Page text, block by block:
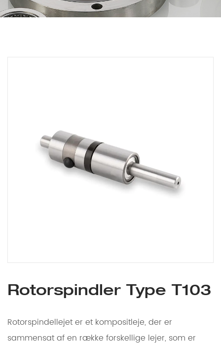
Rotorspindler Type T103
Rotorspindellejet er et kompositleje, der er
sammensat af en række forskellige lejer, som er